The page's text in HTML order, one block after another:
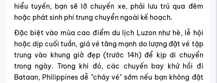
hiểu tuyến, bạn sẽ lỡ chuyến xe, phải lưu trú qua đêm
hoặc phát sinh phí trung chuyển ngoài kế hoạch.
Đặc biệt vào mùa cao điểm du lịch Luzon như hè, lễ hội
hoặc dịp cuối tuần, giá vé tăng mạnh do lượng đặt vé tập
trung vào khung giờ đẹp (trước 14h) để kịp di chuyển
trong ngày. Trong khi đó, các chuyến bay khứ hồi đi
Bataan, Philippines dễ "cháy vé" sớm nếu bạn không đặt